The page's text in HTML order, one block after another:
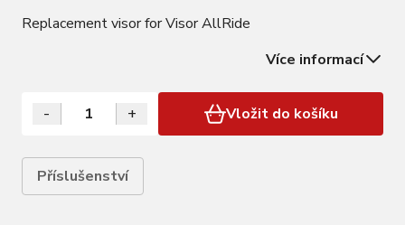
Replacement visor for Visor AllRide
Více informací
- + Vložit do košíku
Příslušenství